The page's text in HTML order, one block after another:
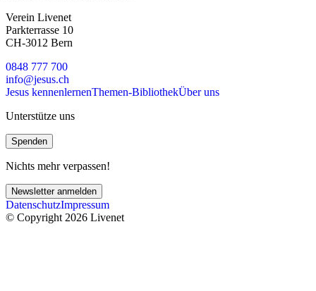
Verein Livenet
Parkterrasse 10
CH-3012 Bern
0848 777 700
info@jesus.ch
Jesus kennenlernenThemen-BibliothekÜber uns
Unterstütze uns
Spenden
Nichts mehr verpassen!
Newsletter anmelden
DatenschutzImpressum
© Copyright 2026 Livenet